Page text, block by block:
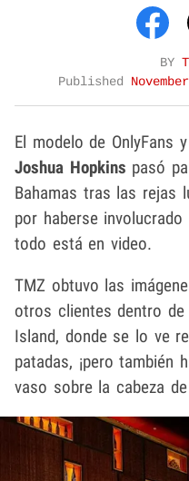
BY
Published
El modelo de OnlyFans
Joshua Hopkins pasó
Bahamas tras las rejas
por haberse
todo está en video.
TMZ obtuvo las
otros clientes dentro de
Island, donde se lo ve
patadas, ¡pero también
vaso sobre la cabeza